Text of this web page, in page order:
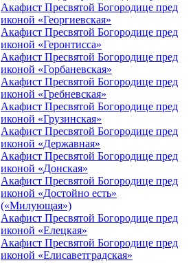
Акафист Пресвятой Богородице пред
иконой «Георгиевская»
Акафист Пресвятой Богородице пред
иконой «Геронтисса»
Акафист Пресвятой Богородице пред
иконой «Горбаневская»
Акафист Пресвятой Богородице пред
иконой «Гребневская»
Акафист Пресвятой Богородице пред
иконой «Грузинская»
Акафист Пресвятой Богородице пред
иконой «Державная»
Акафист Пресвятой Богородице пред
иконой «Донская»
Акафист Пресвятой Богородице пред
иконой «Достойно есть»
(«Милующая»)
Акафист Пресвятой Богородице пред
иконой «Елецкая»
Акафист Пресвятой Богородице пред
иконой «Елисаветградская»